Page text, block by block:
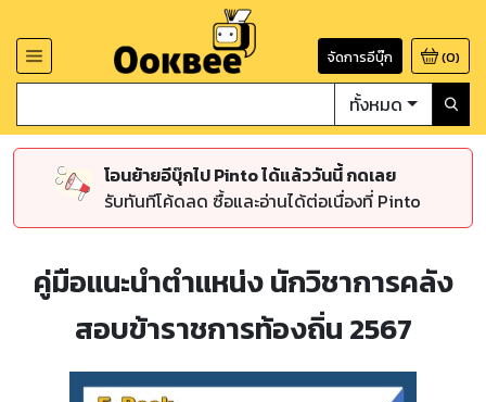
จัดการอีบุ๊ก (0)
ทั้งหมด
โอนย้ายอีบุ๊กไป Pinto ได้แล้ววันนี้ กดเลย
รับทันทีโค้ดลด ซื้อและอ่านได้ต่อเนื่องที่ Pinto
คู่มือแนะนำตำแหน่ง นักวิชาการคลัง
สอบข้าราชการท้องถิ่น 2567